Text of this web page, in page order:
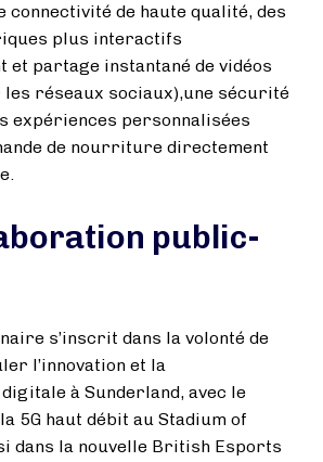
connectivité de haute qualité, des
plus interactifs
et partage instantané de vidéos
réseaux sociaux),une sécurité
expériences personnalisées
de nourriture directement
public-
s’inscrit dans la volonté de
l’innovation et la
à Sunderland, avec le
5G haut débit au Stadium of
dans la nouvelle British Esports